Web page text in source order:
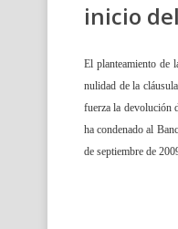
inicio
El planteamiento de
nulidad de la
fuerza la devolución
ha condenado al
de septiembre de